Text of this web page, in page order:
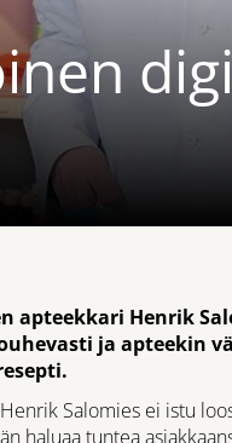
apteekkari Henrik
ja apteekin
Salomies ei istu
haluaa tuntea